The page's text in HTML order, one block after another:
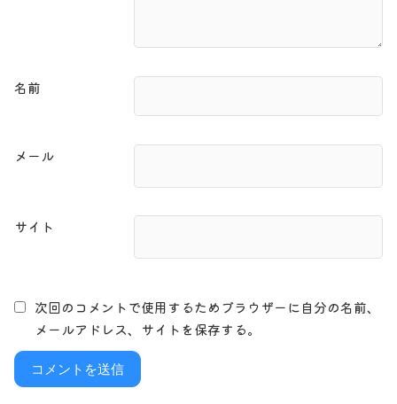
名前
メール
サイト
次回のコメントで使用するためブラウザーに自分の名前、
メールアドレス、サイトを保存する。